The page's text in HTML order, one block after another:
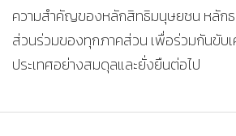
ความสำคัญของหลักสิทธิมนุษยชน หลักธ
ส่วนร่วมของทุกภาคส่วน เพื่อร่วมกันขับ
ประเทศอย่างสมดุลและยั่งยืนต่อไป